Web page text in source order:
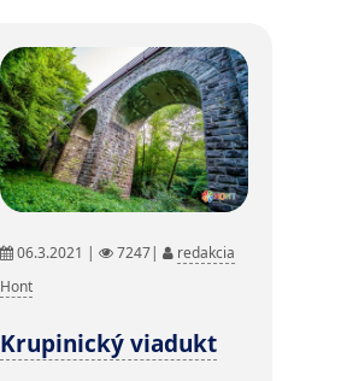
06.3.2021 | 7247|
redakcia
Hont
Krupinický viadukt